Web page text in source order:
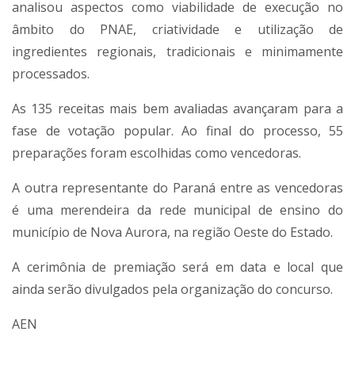
analisou aspectos como viabilidade de execução no
âmbito do PNAE, criatividade e utilização de
ingredientes regionais, tradicionais e minimamente
processados.
As 135 receitas mais bem avaliadas avançaram para a
fase de votação popular. Ao final do processo, 55
preparações foram escolhidas como vencedoras.
A outra representante do Paraná entre as vencedoras
é uma merendeira da rede municipal de ensino do
município de Nova Aurora, na região Oeste do Estado.
A cerimônia de premiação será em data e local que
ainda serão divulgados pela organização do concurso.
AEN